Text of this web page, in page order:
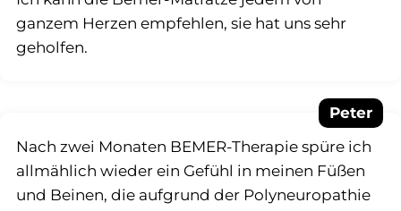
ganzem Herzen empfehlen, sie hat uns sehr
geholfen.
Peter
Nach zwei Monaten BEMER-Therapie spüre ich
allmählich wieder ein Gefühl in meinen Füßen
und Beinen, die aufgrund der Polyneuropathie